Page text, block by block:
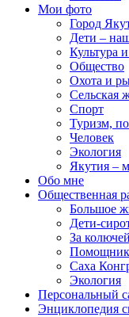
Мои фото
Город
Дети –
Культура
Общество
Охота и
Сельская
Спорт
Туризм,
Человек
Экология
Якутия –
Обо мне
Общественная
Большое
Дети-
За
Саха
Экология
Персональный
Энциклопедия